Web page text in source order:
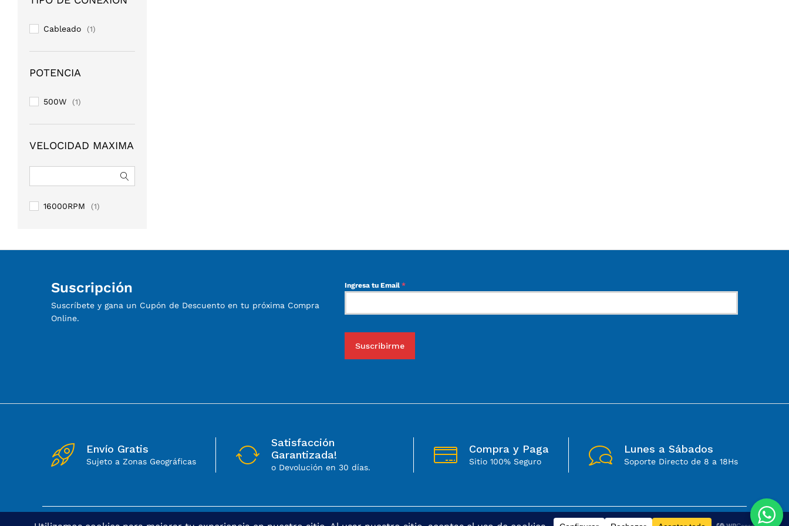
Cableado (1)
POTENCIA
500W (1)
VELOCIDAD MAXIMA
16000RPM (1)
Suscripción
Suscríbete y gana un Cupón de Descuento en tu próxima Compra
Online.
Ingresa tu Email *
Suscribirme
Envío Gratis
Sujeto a Zonas Geográficas
Satisfacción
Garantizada!
o Devolución en 30 días.
Compra y Paga
Sitio 100% Seguro
Lunes a Sábados
Soporte Directo de 8 a 18Hs
© 2025 Dong Cheng | Todos los derechos reservados